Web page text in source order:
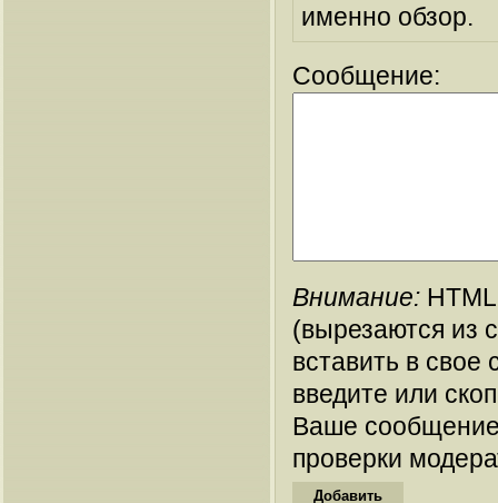
именно обзор.
Сообщение:
Внимание:
(вырезаются из
вставить в
введите или
Ваше
проверки